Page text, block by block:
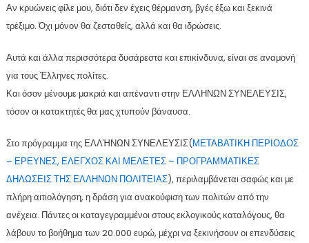
Αν κρυώνεις φίλε μου, διότι δεν έχεις θέρμανση, βγές έξω και ξεκινά
τρέξιμο. Όχι μόνον θα ζεσταθείς, αλλά και θα ιδρώσεις.
Αυτά και άλλα περισσότερα δυσάρεστα και επικίνδυνα, είναι σε αναμονή
για τους Έλληνες πολίτες.
Και όσον μένουμε μακριά και απέναντι στην ΕΛΛΗΝΩΝ ΣΥΝΕΛΕΥΣΙΣ,
τόσον οι κατακτητές θα μας χτυπούν βάναυσα.
Στο πρόγραμμα της ΕΛΛΉΝΩΝ ΣΥΝΕΛΕΥΣΙΣ(ΜΕΤΑΒΑΤΙΚΗ ΠΕΡΙΟΔΟΣ
– ΕΡΕΥΝΕΣ, ΕΛΕΓΧΟΣ ΚΑΙ ΜΕΛΕΤΕΣ – ΠΡΟΓΡΑΜΜΑΤΙΚΕΣ
ΔΗΛΩΣΕΙΣ ΤΗΣ ΕΛΛΗΝΩΝ ΠΟΛΙΤΕΙΑΣ), περιλαμβάνεται σαφώς και με
πλήρη αιτιολόγηση, η δράση για ανακούφιση των πολιτών από την
ανέχεια. Πάντες οι καταγεγραμμένοι στους εκλογικούς καταλόγους, θα
λάβουν το βοήθημα των 20.000 ευρώ, μέχρι να ξεκινήσουν οι επενδύσεις